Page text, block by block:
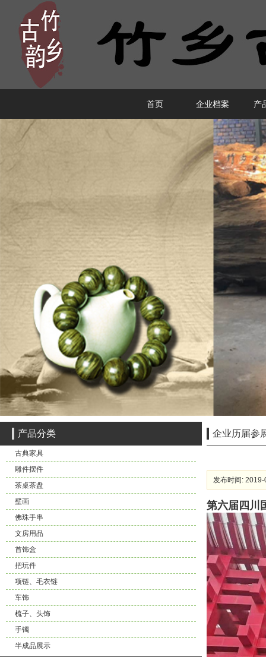
首页 企业档案 产
产品分类
古典家具
雕件摆件
茶桌茶盘
壁画
佛珠手串
文房用品
首饰盒
把玩件
项链、毛衣链
车饰
梳子、头饰
手镯
半成品展示
企业历届参
发布时间:
第六届四川